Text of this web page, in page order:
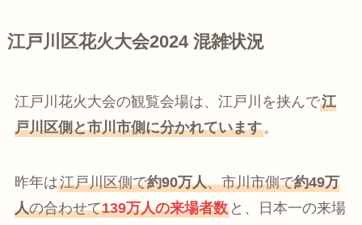
江戸川区花火大会2024 混雑状況
江戸川花火大会の観覧会場は、江戸川を挟んで江
戸川区側と市川市側に分かれています。
昨年は江戸川区側で約90万人、市川市側で約49万
人の合わせて139万人の来場者数と、日本一の来場